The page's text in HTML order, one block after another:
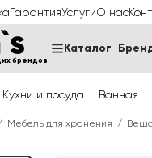
ГарантияУслугиО нас
брендов
Каталог
Кухни и посуда Ванная
Мебель для хранения